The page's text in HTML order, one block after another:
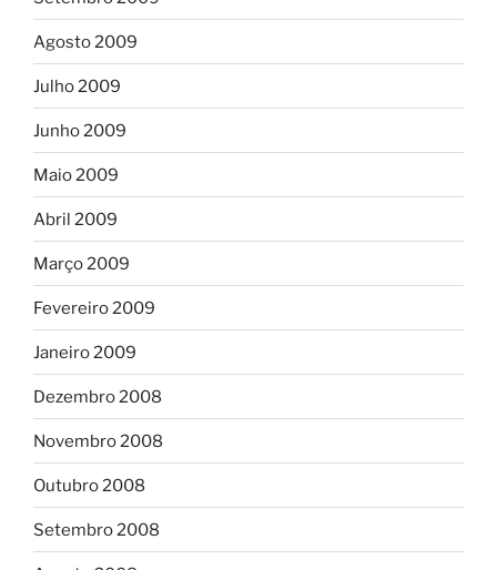
Agosto 2009
Julho 2009
Junho 2009
Maio 2009
Abril 2009
Março 2009
Fevereiro 2009
Janeiro 2009
Dezembro 2008
Novembro 2008
Outubro 2008
Setembro 2008